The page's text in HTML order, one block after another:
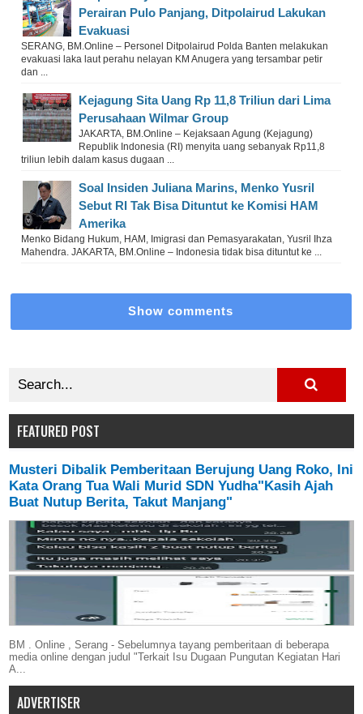
Perairan Pulo Panjang, Ditpolairud Lakukan
Evakuasi
SERANG, BM.Online – Personel Ditpolairud Polda Banten melakukan
evakuasi laka laut perahu nelayan KM Anugera yang tersambar petir
dan ...
Kejagung Sita Uang Rp 11,8 Triliun dari Lima
Perusahaan Wilmar Group
JAKARTA, BM.Online – Kejaksaan Agung (Kejagung)
Republik Indonesia (RI) menyita uang sebanyak Rp11,8
triliun lebih dalam kasus dugaan ...
Soal Insiden Juliana Marins, Menko Yusril
Sebut RI Tak Bisa Dituntut ke Komisi HAM
Amerika
Menko Bidang Hukum, HAM, Imigrasi dan Pemasyarakatan, Yusril Ihza
Mahendra. JAKARTA, BM.Online – Indonesia tidak bisa dituntut ke ...
Show comments
FEATURED POST
Musteri Dibalik Pemberitaan Berujung Uang Roko, Ini
Kata Orang Tua Wali Murid SDN Yudha"Kasih Ajah
Buat Nutup Berita, Takut Manjang"
BM . Online , Serang - Sebelumnya tayang pemberitaan di beberapa
media online dengan judul "Terkait Isu Dugaan Pungutan Kegiatan Hari
A...
ADVERTISER